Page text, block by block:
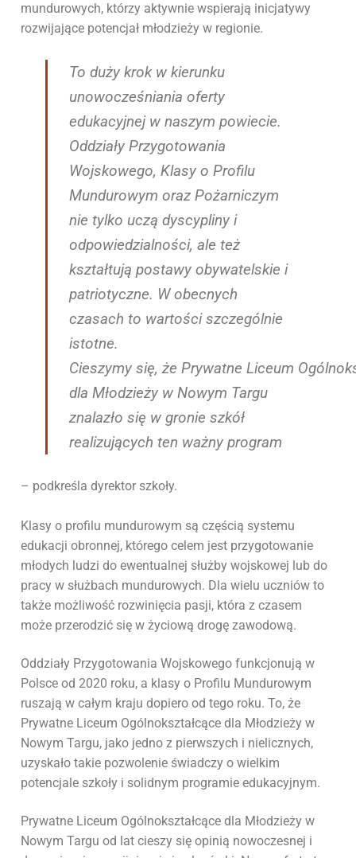
mundurowych, którzy aktywnie wspierają inicjatywy
rozwijające potencjał młodzieży w regionie.
To duży krok w kierunku
unowocześniania oferty
edukacyjnej w naszym powiecie.
Oddziały Przygotowania
Wojskowego, Klasy o Profilu
Mundurowym oraz Pożarniczym
nie tylko uczą dyscypliny i
odpowiedzialności, ale też
kształtują postawy obywatelskie i
patriotyczne. W obecnych
czasach to wartości szczególnie
istotne.
Cieszymy się, że Prywatne Liceum
dla Młodzieży w Nowym Targu
znalazło się w gronie szkół
realizujących ten ważny program
– podkreśla dyrektor szkoły.
Klasy o profilu mundurowym są częścią systemu
edukacji obronnej, którego celem jest przygotowanie
młodych ludzi do ewentualnej służby wojskowej lub do
pracy w służbach mundurowych. Dla wielu uczniów to
także możliwość rozwinięcia pasji, która z czasem
może przerodzić się w życiową drogę zawodową.
Oddziały Przygotowania Wojskowego funkcjonują w
Polsce od 2020 roku, a klasy o Profilu Mundurowym
ruszają w całym kraju dopiero od tego roku. To, że
Prywatne Liceum Ogólnokształcące dla Młodzieży w
Nowym Targu, jako jedno z pierwszych i nielicznych,
uzyskało takie pozwolenie świadczy o wielkim
potencjale szkoły i solidnym programie edukacyjnym.
Prywatne Liceum Ogólnokształcące dla Młodzieży w
Nowym Targu od lat cieszy się opinią nowoczesnej i